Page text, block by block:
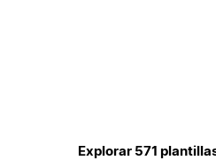
Explorar 571